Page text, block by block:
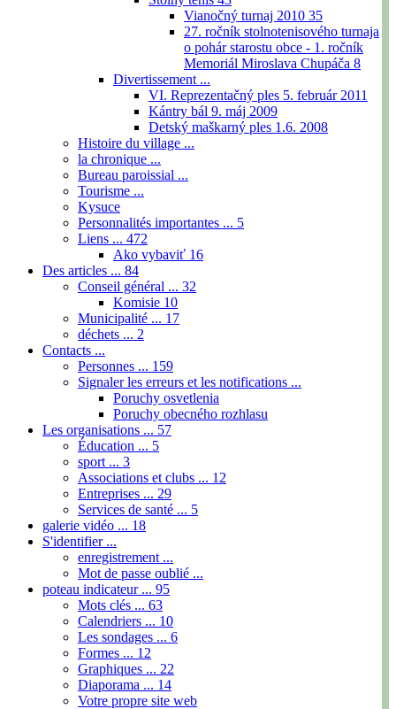
Vianočný turnaj 2010 35
27. ročník stolnotenisového turnaja
o pohár starostu obce - 1. ročník
Memoriál Miroslava Chupáča 8
Divertissement ...
VI. Reprezentačný ples 5. február 2011
Kántry bál 9. máj 2009
Detský maškarný ples 1.6. 2008
Histoire du village ...
la chronique ...
Bureau paroissial ...
Tourisme ...
Kysuce
Personnalités importantes ... 5
Liens ... 472
Ako vybaviť 16
Des articles ... 84
Conseil général ... 32
Komisie 10
Municipalité ... 17
déchets ... 2
Contacts ...
Personnes ... 159
Signaler les erreurs et les notifications ...
Poruchy osvetlenia
Poruchy obecného rozhlasu
Les organisations ... 57
Éducation ... 5
sport ... 3
Associations et clubs ... 12
Entreprises ... 29
Services de santé ... 5
galerie vidéo ... 18
S'identifier ...
enregistrement ...
Mot de passe oublié ...
poteau indicateur ... 95
Mots clés ... 63
Calendriers ... 10
Les sondages ... 6
Formes ... 12
Graphiques ... 22
Diaporama ... 14
Votre propre site web